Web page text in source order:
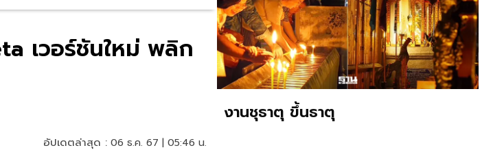
เวอร์ชันใหม่ พลิก
อัปเดตล่าสุด : 06 ธ.ค. 67 | 05:46 น.
งานชุธาตุ ขึ้นธาตุ